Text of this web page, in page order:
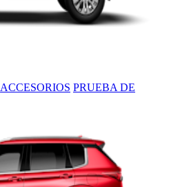
ACCESORIOS PRUEBA DE